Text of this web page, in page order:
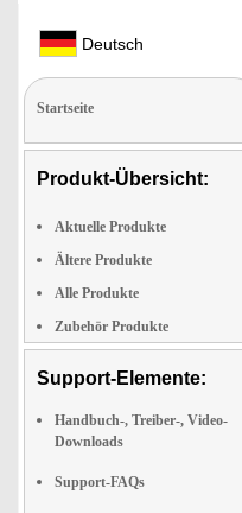
Deutsch
Startseite
Produkt-Übersicht:
Aktuelle Produkte
Ältere Produkte
Alle Produkte
Zubehör Produkte
Support-Elemente:
Handbuch-, Treiber-, Video-
Downloads
Support-FAQs